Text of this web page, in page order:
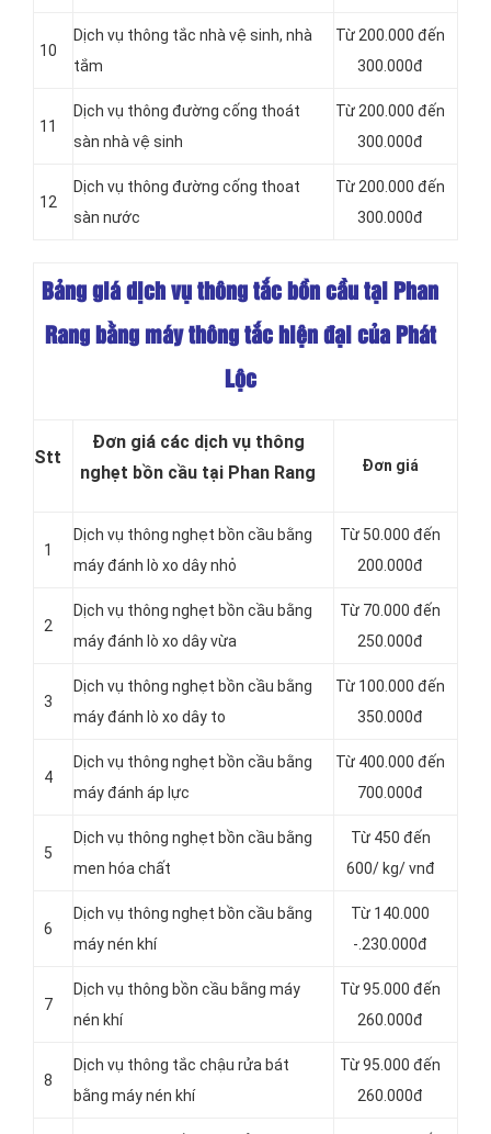
10
Dịch vụ thông tắc nhà vệ sinh, nhà
tắm
Từ 200.000 đến
300.000đ
11
Dịch vụ thông đường cống thoát
sàn nhà vệ sinh
Từ 200.000 đến
300.000đ
12
Dịch vụ thông đường cống thoat
sàn nước
Từ 200.000 đến
300.000đ
Bảng giá dịch vụ thông tắc bồn cầu tại Phan
Rang bằng máy thông tắc hiện đại của Phát
Lộc
Stt
Đơn giá các dịch vụ thông
nghẹt bồn cầu tại Phan Rang
Đơn giá
1
Dịch vụ thông nghẹt bồn cầu bằng
máy đánh lò xo dây nhỏ
Từ 50.000 đến
200.000đ
2
Dịch vụ thông nghẹt bồn cầu bằng
máy đánh lò xo dây vừa
Từ 70.000 đến
250.000đ
3
Dịch vụ thông nghẹt bồn cầu bằng
máy đánh lò xo dây to
Từ 100.000 đến
350.000đ
4
Dịch vụ thông nghẹt bồn cầu bằng
máy đánh áp lực
Từ 400.000 đến
700.000đ
5
Dịch vụ thông nghẹt bồn cầu bằng
men hóa chất
Từ 450 đến
600/ kg/ vnđ
6
Dịch vụ thông nghẹt bồn cầu bằng
máy nén khí
Từ 140.000
-.230.000đ
7
Dịch vụ thông bồn cầu bằng máy
nén khí
Từ 95.000 đến
260.000đ
8
Dịch vụ thông tắc chậu rửa bát
bằng máy nén khí
Từ 95.000 đến
260.000đ